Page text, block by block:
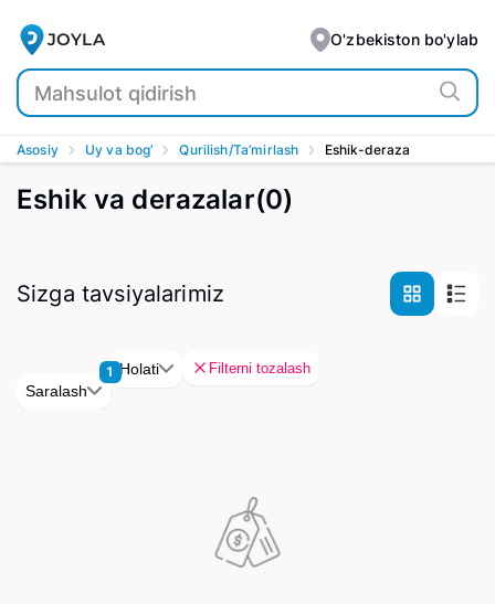
JOYLA O'zbekiston bo'ylab
Asosiy Uy va bog’ Qurilish/Ta’mirlash Eshik-deraza
Eshik va derazalar(0)
Sizga tavsiyalarimiz
Saralash
1 Holati Filterni tozalash